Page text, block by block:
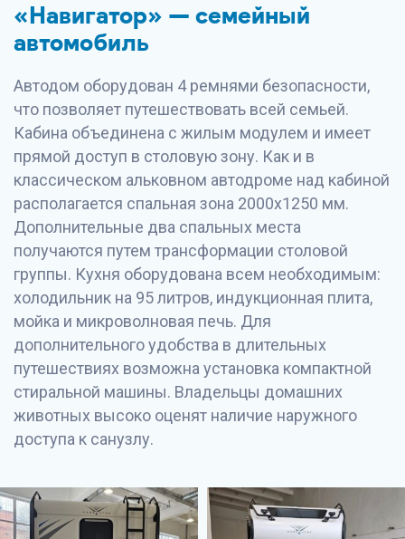
«Навигатор» — семейный
автомобиль
Автодом оборудован 4 ремнями безопасности,
что позволяет путешествовать всей семьей.
Кабина объединена с жилым модулем и имеет
прямой доступ в столовую зону. Как и в
классическом альковном автодроме над кабиной
располагается спальная зона 2000х1250 мм.
Дополнительные два спальных места
получаются путем трансформации столовой
группы. Кухня оборудована всем необходимым:
холодильник на 95 литров, индукционная плита,
мойка и микроволновая печь. Для
дополнительного удобства в длительных
путешествиях возможна установка компактной
стиральной машины. Владельцы домашних
животных высоко оценят наличие наружного
доступа к санузлу.